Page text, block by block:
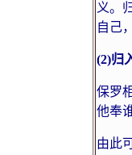
义。
自己
(2)归
保罗
他奉
由此